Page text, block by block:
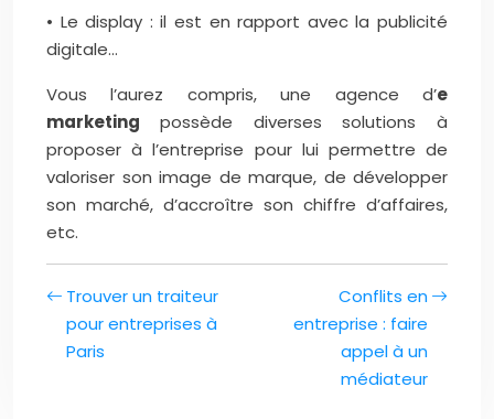
• Le display : il est en rapport avec la publicité
digitale…
Vous l’aurez compris, une agence d’e
marketing possède diverses solutions à
proposer à l’entreprise pour lui permettre de
valoriser son image de marque, de développer
son marché, d’accroître son chiffre d’affaires,
etc.
Trouver un traiteur
pour entreprises à
Paris
Conflits en
entreprise : faire
appel à un
médiateur